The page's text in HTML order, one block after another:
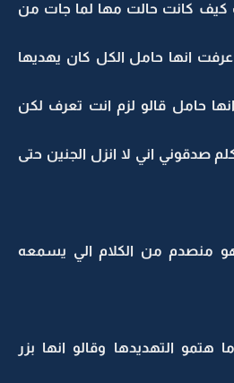
كيف كانت حالت مها لما جات من
انها حامل الكل كان يهديها
انها حامل قالو لزم انت تعرف لكن
صدقوني اني لا انزل الجنين حتى
منصدم من الكلام الي يسمعه
التهديدها وقالو انها بزر